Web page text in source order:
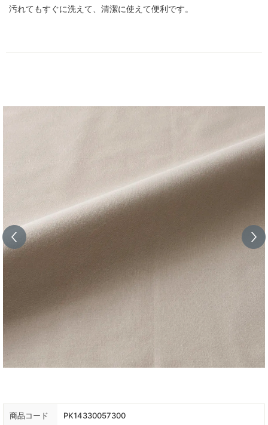
汚れてもすぐに洗えて、清潔に使えて便利です。
商品コード PK14330057300